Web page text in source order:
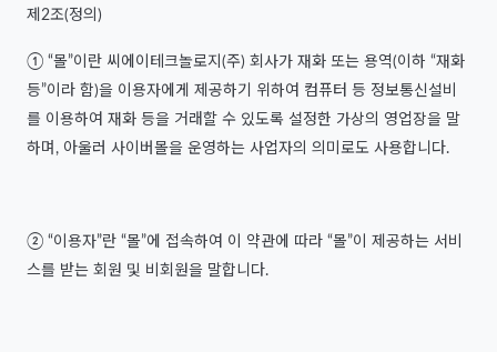
제2조(정의)
① “몰”이란 씨에이테크놀로지(주) 회사가 재화 또는 용역(이하 “재화
등”이라 함)을 이용자에게 제공하기 위하여 컴퓨터 등 정보통신설비
를 이용하여 재화 등을 거래할 수 있도록 설정한 가상의 영업장을 말
하며, 아울러 사이버몰을 운영하는 사업자의 의미로도 사용합니다.
② “이용자”란 “몰”에 접속하여 이 약관에 따라 “몰”이 제공하는 서비
스를 받는 회원 및 비회원을 말합니다.